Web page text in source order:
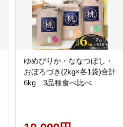
ゆめぴりか・ななつぼし・
おぼろづき(2kg×各1袋)合計
6kg 3品種食べ比べ